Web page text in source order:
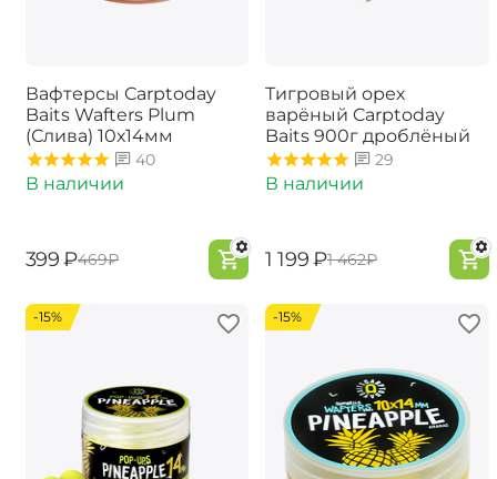
Вафтерсы Carptoday
Baits Wafters Plum
(Слива) 10х14мм
40
В наличии
‍399‍ ₽‍469‍₽
Тигровый орех
варёный Carptoday
Baits 900г дроблёный
29
В наличии
‍1 199‍₽‍1 462‍₽
-15% -15%